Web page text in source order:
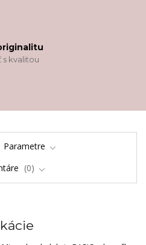
kvalitou
Parametre
0